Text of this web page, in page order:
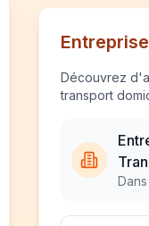
Découvrez
transport